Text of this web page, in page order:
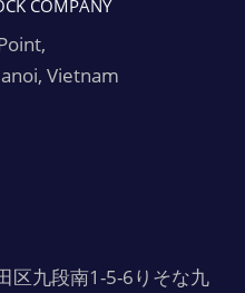
COMPANY
Vietnam
区九段南1-5-6りそな九